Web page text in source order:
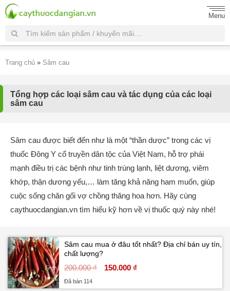
Menu
Trang chủ » Sâm cau
Tổng hợp các loại sâm cau và tác dụng của các loại
sâm cau
Sâm cau được biết đến như là một “thần dược” trong các vị
thuốc Đông Y cổ truyền dân tộc của Việt Nam, hỗ trợ phái
mạnh điều trị các bệnh như tinh trùng lạnh, liệt dương, viêm
khớp, thận dương yếu,… làm tăng khả năng ham muốn, giúp
cuộc sống chăn gối vợ chồng thăng hoa hơn. Hãy cùng
caythuocdangian.vn tìm hiểu kỹ hơn về vị thuốc quý này nhé!
Sâm cau mua ở đâu tốt nhất? Địa chỉ bán uy tín,
chất lượng?
200.000 ₫ 150.000 ₫
Đã bán 114